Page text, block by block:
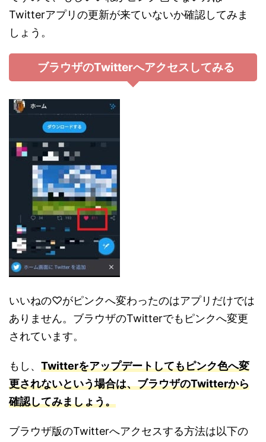
Twitterアプリの更新が来ていないか確認してみま
しょう。
ブラウザのTwitterへアクセスしてみる
いいねの♡がピンクへ変わったのはアプリだけでは
ありません。ブラウザのTwitterでもピンクへ変更
されています。
もし、 Twitterをアップデートしてもピンク色へ変
更されないという場合は、ブラウザのTwitterから
確認してみましょう。
ブラウザ版のTwitterへアクセスする方法は以下の